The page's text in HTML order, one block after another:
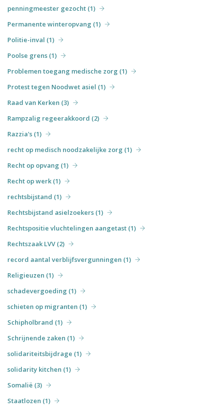
penningmeester gezocht (1)
Permanente winteropvang (1)
Politie-inval (1)
Poolse grens (1)
Problemen toegang medische zorg (1)
Protest tegen Noodwet asiel (1)
Raad van Kerken (3)
Rampzalig regeerakkoord (2)
Razzia's (1)
recht op medisch noodzakelijke zorg (1)
Recht op opvang (1)
Recht op werk (1)
rechtsbijstand (1)
Rechtsbijstand asielzoekers (1)
Rechtspositie vluchtelingen aangetast (1)
Rechtszaak LVV (2)
record aantal verblijfsvergunningen (1)
Religieuzen (1)
schadevergoeding (1)
schieten op migranten (1)
Schipholbrand (1)
Schrijnende zaken (1)
solidariteitsbijdrage (1)
solidarity kitchen (1)
Somalië (3)
Staatlozen (1)